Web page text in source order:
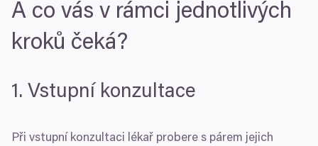
A co vás v rámci jednotlivých
kroků čeká?
1. Vstupní konzultace
Při vstupní konzultaci lékař probere s párem jejich